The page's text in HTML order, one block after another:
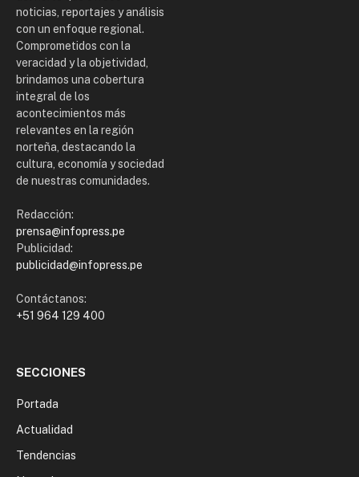
noticias, reportajes y análisis
con un enfoque regional.
Comprometidos con la
veracidad y la objetividad,
brindamos una cobertura
integral de los
acontecimientos más
relevantes en la región
norteña, destacando la
cultura, economía y sociedad
de nuestras comunidades.
Redacción:
prensa@infopress.pe
Publicidad:
publicidad@infopress.pe
Contáctanos:
+51 964 129 400
SECCIONES
Portada
Actualidad
Tendencias